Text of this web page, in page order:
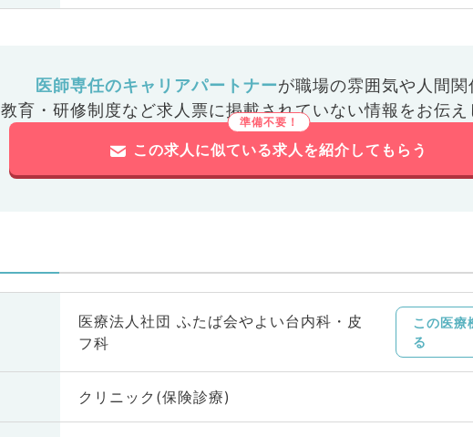
医師専任のキャリアパートナーが職場の雰囲気や人間関
教育・研修制度など求人票に掲載されていない情報をお伝え
この求人に似ている求人を紹介してもらう
医療法人社団 ふたば会やよい台内科・皮
フ科
この医療
る
クリニック(保険診療)